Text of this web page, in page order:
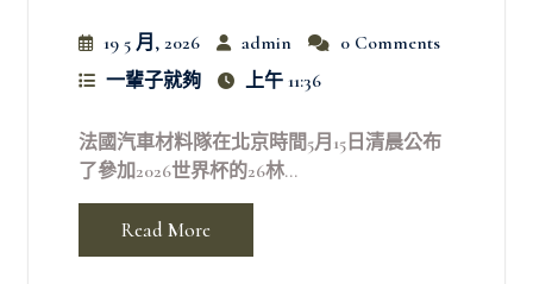
19 5 月, 2026 admin
0 Comments
一輩子就夠
上午 11:36
法國汽車材料隊在北京時間5月15日清晨公布
了參加2026世界杯的26林...
Read More